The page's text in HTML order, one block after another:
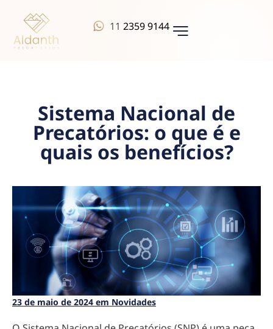
112359 9144
Sistema Nacional de
Precatórios: o que é e
quais os benefícios?
23 de maio de 2024 em Novidades